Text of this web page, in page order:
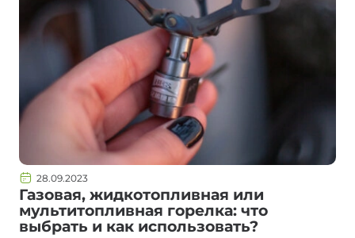
28.09.2023
Газовая, жидкотопливная или
мультитопливная горелка: что
выбрать и как использовать?